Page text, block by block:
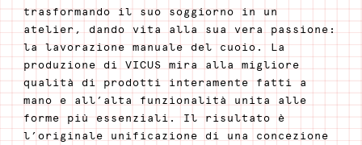
trasformando il suo soggiorno in un
atelier, dando vita alla sua vera passione:
la lavorazione manuale del cuoio. La
produzione di VICUS mira alla migliore
qualità di prodotti interamente fatti a
mano e all’alta funzionalità unita alle
forme più essenziali. Il risultato è
l’originale unificazione di una concezione